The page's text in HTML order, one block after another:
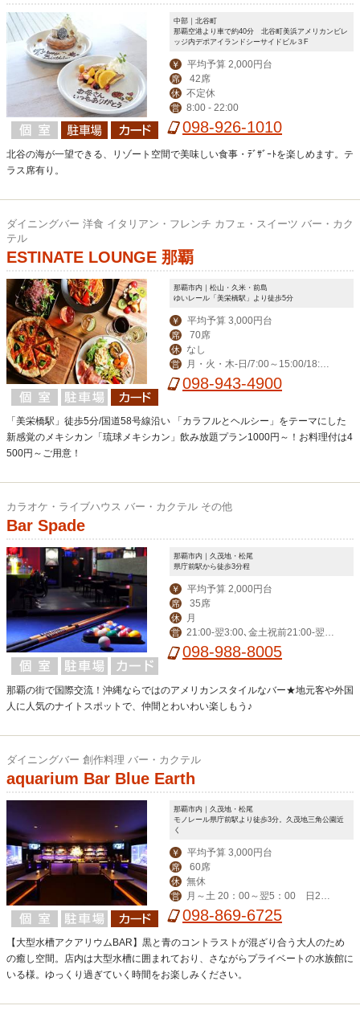
中部｜北谷町
那覇空港より車で約40分 北谷町美浜アメリカンビレ
ッジ内デポアイランドシーサイドビル３F
￥ 平均予算 2,000円台
席 42席
休 不定休
営 8:00 - 22:00
098-926-1010
北谷の海が一望できる、リゾート空間で美味しい食事・ﾃﾞｻﾞｰﾄを楽しめます。テ
ラス席有り。
ダイニングバー 洋食 イタリアン・フレンチ カフェ・スイーツ バー・カク
テル
ESTINATE LOUNGE 那覇
那覇市内｜松山・久米・前島
ゆいレール「美栄橋駅」より徒歩5分
￥ 平均予算 3,000円台
席 70席
休 なし
営
月・火・木-日/7:00～15:00/18:00
～23:00(料理L.O. 22:00) 毎週水曜日は
098-943-4900
「美栄橋駅」徒歩5分/国道58号線沿い 「カラフルとヘルシー」をテーマにした
新感覚のメキシカン「琉球メキシカン」飲み放題プラン1000円～！お料理付は4
500円～ご用意！
カラオケ・ライブハウス バー・カクテル その他
Bar Spade
那覇市内｜久茂地・松尾
県庁前駅から徒歩3分程
￥ 平均予算 2,000円台
席 35席
休 月
営
21:00-翌3:00､金土祝前21:00-翌5:
00 098-988-8005
那覇の街で国際交流！沖縄ならではのアメリカンスタイルなバー★地元客や外国
人に人気のナイトスポットで、仲間とわいわい楽しもう♪
ダイニングバー 創作料理 バー・カクテル
aquarium Bar Blue Earth
那覇市内｜久茂地・松尾
モノレール県庁前駅より徒歩3分。久茂地三角公園近
く
￥ 平均予算 3,000円台
席 60席
休 無休
営
月～土 20：00～翌5：00 日2
0：00～翌3：00
098-869-6725
【大型水槽アクアリウムBAR】黒と青のコントラストが混ざり合う大人のため
の癒し空間。店内は大型水槽に囲まれており、さながらプライベートの水族館に
いる様。ゆっくり過ぎていく時間をお楽しみください。